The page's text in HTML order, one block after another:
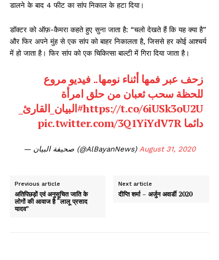
डालने के बाद 4 फीट का सांप निकाल के हटा दिया।
डॉक्टर को ऑफ़-कैमरा कहते हुए सुना जाता है: “चलो देखते हैं कि यह क्या है”
और फिर अपने मुंह से एक सांप को बाहर निकालता है, जिससे हर कोई आश्चर्य
में हो जाता है। फिर सांप को एक चिकित्सा बाल्टी में गिरा दिया जाता है।
زحف عبر فمها أثناء نومها.. فيديو مروع
للحظة سحب ثعبان من حلق امرأة
https://t.co/6iUSk3oU2U#البيان_القارئ_
دائما pic.twitter.com/3Q1YiYdV7R
— صحيفة البيان (@AlBayanNews) August 31, 2020
Previous article
अतिपिछड़ों एवं अनुसूचित जाति के
लोगों की आवाज है “लालू प्रसाद
यादव”
Next article
दीप्ति शर्मा – अर्जुन अवार्डी 2020